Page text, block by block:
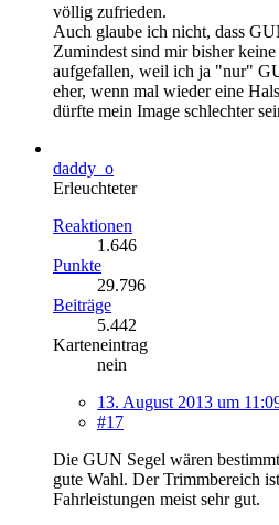
völlig zufrieden.
Auch glaube ich nicht, dass
Zumindest sind mir bisher
aufgefallen, weil ich ja "nur"
eher, wenn mal wieder eine
dürfte mein Image schlechter
daddy_o
Erleuchteter
Reaktionen
1.646
Punkte
29.796
Beiträge
5.442
Karteneintrag
nein
13. August 2013 um
#17
Die GUN Segel wären
gute Wahl. Der Trimmbereich
Fahrleistungen meist sehr gut.